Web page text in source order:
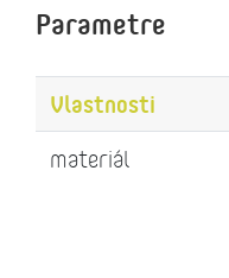
Parametre
Vlastnosti
materiál